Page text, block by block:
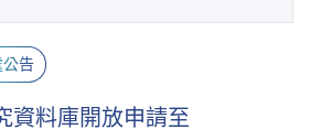
公告
資料庫開放申請至